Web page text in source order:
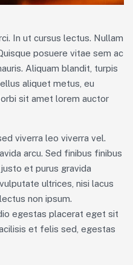
In ut cursus lectus. Nullam
posuere vitae sem ac
Aliquam blandit, turpis
aliquet metus, eu
sit amet lorem auctor
viverra leo viverra vel.
arcu. Sed finibus finibus
et purus gravida
ultrices, nisi lacus
non ipsum.
egestas placerat eget sit
et felis sed, egestas